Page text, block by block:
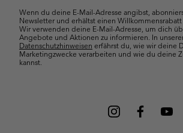
Wenn du deine E-Mail-Adresse angibst,
Newsletter und erhältst einen Willkommensrabatt
Wir verwenden deine E-Mail-Adresse, um dich
Angebote und Aktionen zu informieren. In
Datenschutzhinweisen erfährst du, wie wir deine
Marketingzwecke verarbeiten und wie du deine
kannst.